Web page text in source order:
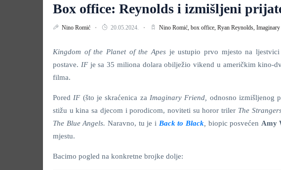
Box office: Reynolds i izmišljeni
Nino Romić 20.05.2024. Nino Romić, box office, Ryan Reynolds, Imaginary
Kingdom of the Planet of the Apes je ustupio prvo mjesto na
postave. IF je sa 35 miliona dolara obilježio vikend u američkim kino-
filma.
Pored IF (što je skraćenica za Imaginary Friend, odnosno izmišljenog
stižu u kina sa djecom i porodicom, noviteti su horor triler The
The Blue Angels. Naravno, tu je i Back to Black, biopic posvećen Amy
mjestu.
Bacimo pogled na konkretne brojke dolje: